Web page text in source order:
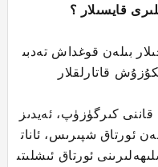
قايسىلار ؟
بىلەن قوغداش تەدبى
قاتارلقلار
كىرگۈزۈپ، ئەيدىز
ئورتاق شپىرىس، ئانات
ئورتاق ئىشلىتى